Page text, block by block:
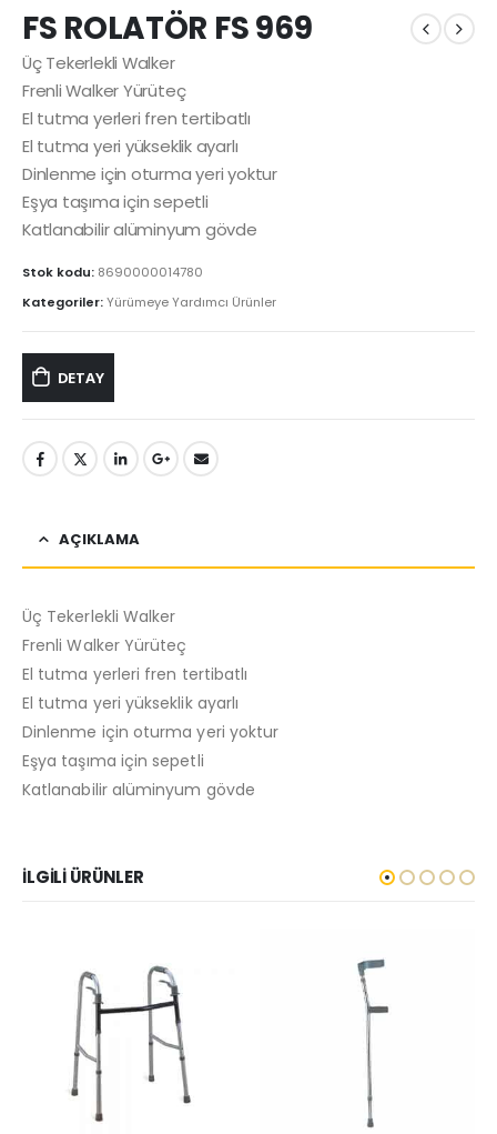
FS ROLATÖR FS 969
Üç Tekerlekli Walker
Frenli Walker Yürüteç
El tutma yerleri fren tertibatlı
El tutma yeri yükseklik ayarlı
Dinlenme için oturma yeri yoktur
Eşya taşıma için sepetli
Katlanabilir alüminyum gövde
Stok kodu: 8690000014780
Kategoriler:Yürümeye Yardımcı Ürünler
DETAY
AÇIKLAMA
Üç Tekerlekli Walker
Frenli Walker Yürüteç
El tutma yerleri fren tertibatlı
El tutma yeri yükseklik ayarlı
Dinlenme için oturma yeri yoktur
Eşya taşıma için sepetli
Katlanabilir alüminyum gövde
İLGILI ÜRÜNLER